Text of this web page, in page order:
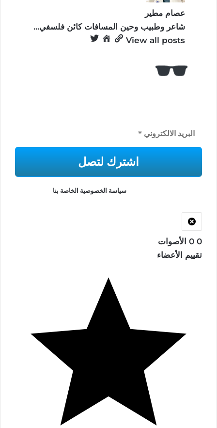
عصام مطير
شاعر وطبيب وحين المسافات كائن فلسفي...
View all posts
سياسة الخصوصية الخاصة بنا
0
0 الأصوات
تقييم الأعضاء